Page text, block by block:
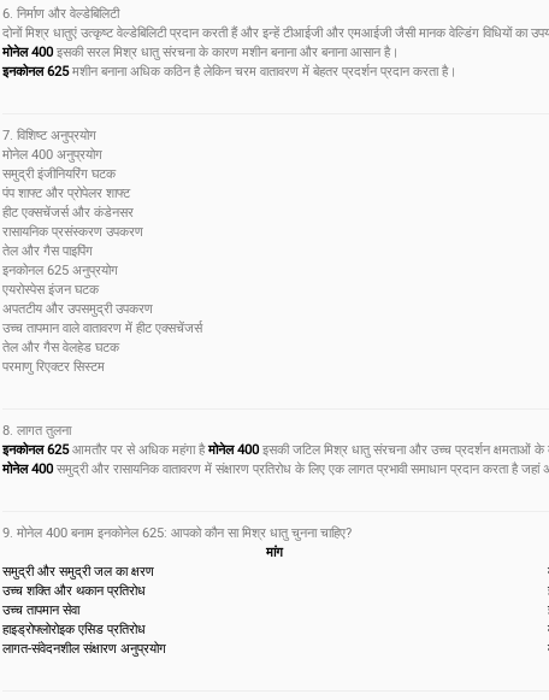
6. निर्माण और वेल्डेबिलिटी
दोनों मिश्र धातुएं उत्कृष्ट वेल्डेबिलिटी प्रदान करती हैं और इन्हें टीआईजी और एमआईजी जैसी मानक वेल्डिंग विधियों का
मोनेल 400इसकी सरल मिश्र धातु संरचना के कारण मशीन बनाना और बनाना आसान है।
इनकोनल 625मशीन बनाना अधिक कठिन है लेकिन चरम वातावरण में बेहतर प्रदर्शन प्रदान करता है।
7. विशिष्ट अनुप्रयोग
मोनेल 400 अनुप्रयोग
समुद्री इंजीनियरिंग घटक
पंप शाफ्ट और प्रोपेलर शाफ्ट
हीट एक्सचेंजर्स और कंडेनसर
रासायनिक प्रसंस्करण उपकरण
तेल और गैस पाइपिंग
इनकोनल 625 अनुप्रयोग
एयरोस्पेस इंजन घटक
अपतटीय और उपसमुद्री उपकरण
उच्च तापमान वाले वातावरण में हीट एक्सचेंजर्स
तेल और गैस वेलहेड घटक
परमाणु रिएक्टर सिस्टम
8. लागत तुलना
इनकोनल 625आमतौर पर से अधिक महंगा हैमोनेल 400इसकी जटिल मिश्र धातु संरचना और उच्च प्रदर्शन क्षमताओं के
मोनेल 400समुद्री और रासायनिक वातावरण में संक्षारण प्रतिरोध के लिए एक लागत प्रभावी समाधान प्रदान करता है
9. मोनेल 400 बनाम इनकोनेल 625: आपको कौन सा मिश्र धातु चुनना चाहिए?
मांग
समुद्री और समुद्री जल का क्षरण
उच्च शक्ति और थकान प्रतिरोध
उच्च तापमान सेवा
हाइड्रोफ्लोरोइक एसिड प्रतिरोध
लागत-संवेदनशील संक्षारण अनुप्रयोग